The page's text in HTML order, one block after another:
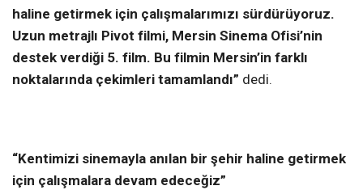
haline getirmek için çalışmalarımızı sürdürüyoruz.
Uzun metrajlı Pivot filmi, Mersin Sinema Ofisi’nin
destek verdiği 5. film. Bu filmin Mersin’in farklı
noktalarında çekimleri tamamlandı” dedi.
“Kentimizi sinemayla anılan bir şehir haline getirmek
için çalışmalara devam edeceğiz”